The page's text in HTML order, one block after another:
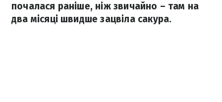
почалася раніше, ніж звичайно – там на
два місяці швидше зацвіла сакура.